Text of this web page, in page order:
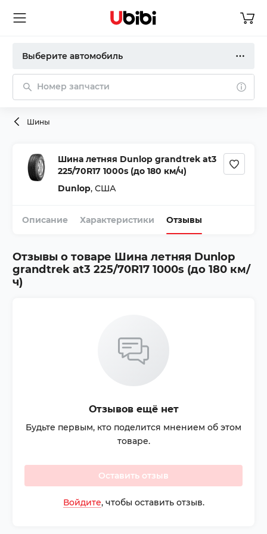
Выберите автомобиль
Номер запчасти
Шины
Шина летняя Dunlop grandtrek at3
225/70R17 1000s (до 180 км/ч)
Dunlop, США
Описание Характеристики Отзывы
Отзывы о товаре Шина летняя Dunlop
grandtrek at3 225/70R17 1000s (до 180 км/
ч)
Отзывов ещё нет
Будьте первым, кто поделится мнением об этом
товаре.
Оставить отзыв
Войдите, чтобы оставить отзыв.